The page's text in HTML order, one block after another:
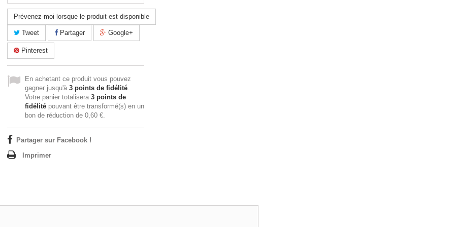
Prévenez-moi lorsque le produit est disponible
Tweet Partager Google+
Pinterest
En achetant ce produit vous pouvez
gagner jusqu'à 3 points de fidélité.
Votre panier totalisera 3 points de
fidélité pouvant être transformé(s) en un
bon de réduction de 0,60 €.
Partager sur Facebook !
Imprimer